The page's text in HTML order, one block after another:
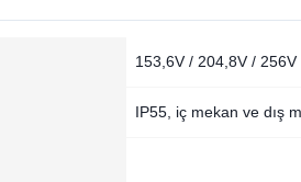
153,6V / 204,8V / 256V
IP55, iç mekan ve dış